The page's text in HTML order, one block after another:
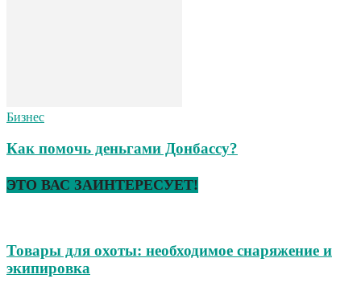
Бизнес
Как помочь деньгами Донбассу?
ЭТО ВАС ЗАИНТЕРЕСУЕТ!
Товары для охоты: необходимое снаряжение и
экипировка